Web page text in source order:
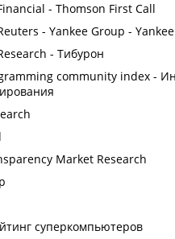
- Thomson First Call
- Yankee Group -
- Тибурон
community index -
Market Research
суперкомпьютеров